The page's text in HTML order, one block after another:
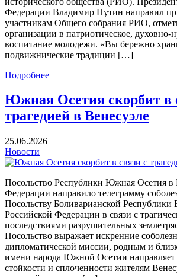
Федерации Владимир Путин направил
участникам Общего собрания РИО,
организации в патриотическое, духовно-
воспитание молодежи. «Вы бережно
подвижнические традиции […]
Подробнее
Южная Осетия скорбит в
трагедией в Венесуэле
25.06.2026
Новости
Посольство Республики Южная Осетия в
Федерации направило телеграмму
Посольству Боливарианской Республики
Российской Федерации в связи с
последствиями разрушительных
Посольство выражает искренние
дипломатической миссии, родным и
имени народа Южной Осетии направляет
стойкости и сплоченности жителям